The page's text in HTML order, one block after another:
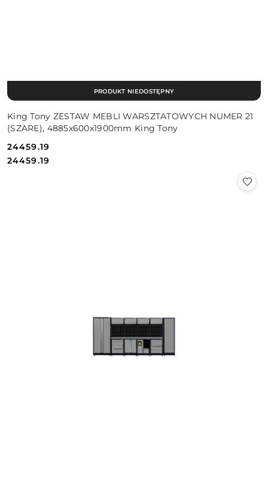
King Tony ZESTAW MEBLI WARSZTATOWYCH NUMER 21
(SZARE), 4885x600x1900mm King Tony
Cena:
24459.19
Cena:
24459.19
PRODUKT NIEDOSTĘPNY